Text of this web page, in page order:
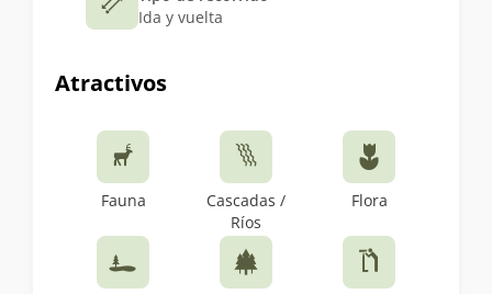
Ida y vuelta
Atractivos
Fauna
Cascadas /
Ríos
Flora